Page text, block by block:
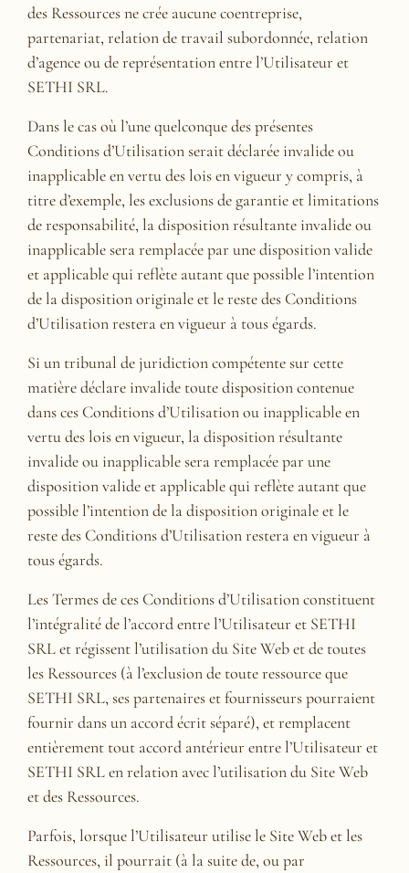
des Ressources ne crée aucune coentreprise,
partenariat, relation de travail subordonnée, relation
d’agence ou de représentation entre l’Utilisateur et
SETHI SRL.
Dans le cas où l’une quelconque des présentes
Conditions d’Utilisation serait déclarée invalide ou
inapplicable en vertu des lois en vigueur y compris, à
titre d’exemple, les exclusions de garantie et limitations
de responsabilité, la disposition résultante invalide ou
inapplicable sera remplacée par une disposition valide
et applicable qui reflète autant que possible l’intention
de la disposition originale et le reste des Conditions
d’Utilisation restera en vigueur à tous égards.
Si un tribunal de juridiction compétente sur cette
matière déclare invalide toute disposition contenue
dans ces Conditions d’Utilisation ou inapplicable en
vertu des lois en vigueur, la disposition résultante
invalide ou inapplicable sera remplacée par une
disposition valide et applicable qui reflète autant que
possible l’intention de la disposition originale et le
reste des Conditions d’Utilisation restera en vigueur à
tous égards.
Les Termes de ces Conditions d’Utilisation constituent
l’intégralité de l’accord entre l’Utilisateur et SETHI
SRL et régissent l’utilisation du Site Web et de toutes
les Ressources (à l’exclusion de toute ressource que
SETHI SRL, ses partenaires et fournisseurs pourraient
fournir dans un accord écrit séparé), et remplacent
entièrement tout accord antérieur entre l’Utilisateur et
SETHI SRL en relation avec l’utilisation du Site Web
et des Ressources.
Parfois, lorsque l’Utilisateur utilise le Site Web et les
Ressources, il pourrait (à la suite de, ou par